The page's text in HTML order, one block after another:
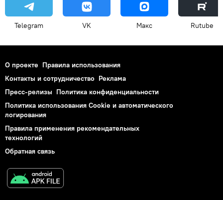
Telegram VK Макс Rutube
О проекте Правила использования
Контакты и сотрудничество Реклама
Пресс-релизы Политика конфиденциальности
Политика использования Cookie и автоматического
логирования
Правила применения рекомендательных
технологий
Обратная связь